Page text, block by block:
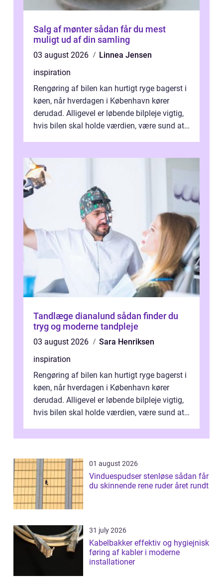
Salg af mønter sådan får du mest
muligt ud af din samling
03 august 2026
Linnea Jensen
inspiration
Rengøring af bilen kan hurtigt ryge bagerst i
køen, når hverdagen i København kører
derudad. Alligevel er løbende bilpleje vigtig,
hvis bilen skal holde værdien, være sund at
Tandlæge dianalund sådan finder du
tryg og moderne tandpleje
03 august 2026
Sara Henriksen
inspiration
Rengøring af bilen kan hurtigt ryge bagerst i
køen, når hverdagen i København kører
derudad. Alligevel er løbende bilpleje vigtig,
hvis bilen skal holde værdien, være sund at
01 august 2026
Vinduespudser stenløse sådan får
du skinnende rene ruder året rundt
31 july 2026
Kabelbakker effektiv og hygiejnisk
føring af kabler i moderne
installationer